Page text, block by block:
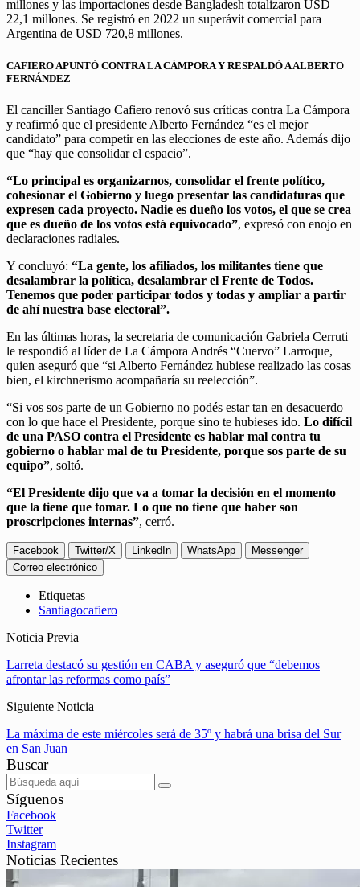
millones y las importaciones desde Bangladesh totalizaron USD
22,1 millones. Se registró en 2022 un superávit comercial para
Argentina de USD 720,8 millones.
CAFIERO APUNTÓ CONTRA LA CÁMPORA Y RESPALDÓ A ALBERTO
FERNÁNDEZ
El canciller Santiago Cafiero renovó sus críticas contra La Cámpora
y reafirmó que el presidente Alberto Fernández “es el mejor
candidato” para competir en las elecciones de este año. Además dijo
que “hay que consolidar el espacio”.
“Lo principal es organizarnos, consolidar el frente político,
cohesionar el Gobierno y luego presentar las candidaturas que
expresen cada proyecto. Nadie es dueño los votos, el que se crea
que es dueño de los votos está equivocado”, expresó con enojo en
declaraciones radiales.
Y concluyó: “La gente, los afiliados, los militantes tiene que
desalambrar la política, desalambrar el Frente de Todos.
Tenemos que poder participar todos y todas y ampliar a partir
de ahí nuestra base electoral”.
En las últimas horas, la secretaria de comunicación Gabriela Cerruti
le respondió al líder de La Cámpora Andrés “Cuervo” Larroque,
quien aseguró que “si Alberto Fernández hubiese realizado las cosas
bien, el kirchnerismo acompañaría su reelección”.
“Si vos sos parte de un Gobierno no podés estar tan en desacuerdo
con lo que hace el Presidente, porque sino te hubieses ido. Lo difícil
de una PASO contra el Presidente es hablar mal contra tu
gobierno o hablar mal de tu Presidente, porque sos parte de su
equipo”, soltó.
“El Presidente dijo que va a tomar la decisión en el momento
que la tiene que tomar. Lo que no tiene que haber son
proscripciones internas”, cerró.
Facebook Twitter/X LinkedIn WhatsApp
Messenger
Correo electrónico
Etiquetas
Santiagocafiero
Noticia Previa
Larreta destacó su gestión en CABA y aseguró que “debemos
afrontar las reformas como país”
Siguiente Noticia
La máxima de este miércoles será de 35º y habrá una brisa del Sur
en San Juan
Buscar
Síguenos
Facebook
Twitter
Instagram
Noticias Recientes